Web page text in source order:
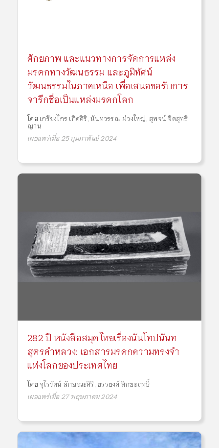
ศักยภาพ และแนวทางการจัดการแหล่ง
มรดกทางวัฒนธรรม และภูมิทัศน์
วัฒนธรรมในภาคเหนือ เพื่อเสนอขอรับการ
จารึกชื่อเป็นแหล่งมรดกโลก
โดย เกรียงไกร เกิดศิริ นันทวรรณ ม่วงใหญ่ สุพจน์ จิตสุทธิ
ญาน
เผยแพร่เมื่อ 25 กุมภาพันธ์ 2024
282 ปี หนังสือสมุดไทยเรื่องนันโทปนันท
สูตรคำหลวง: เอกสารมรดกความทรงจำ
แห่งโลกของประเทศไทย
โดย จุไรรัตน์ ลักษณะศิริ ยรรยงค์ สิกขะฤทธิ์
เผยแพร่เมื่อ 27 พฤษภาคม 2024